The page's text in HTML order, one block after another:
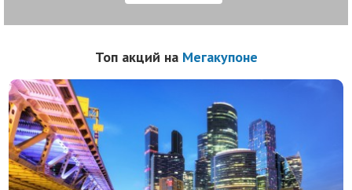
Топ акций на Мегакупоне